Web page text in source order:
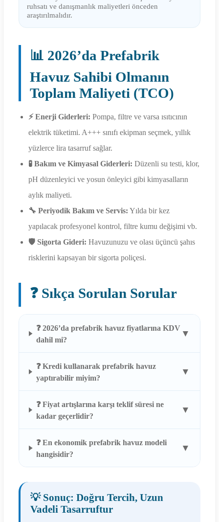
ruhsatı ve danışmanlık maliyetleri önceden
araştırılmalıdır.
📊 2026’da Prefabrik
Havuz Sahibi Olmanın
Toplam Maliyeti (TCO)
⚡ Enerji Giderleri: Pompa, filtre ve varsa ısıtıcının
elektrik tüketimi. A+++ sınıfı ekipman seçmek, yıllık
yüzlerce lira tasarruf sağlar.
🧪 Bakım ve Kimyasal Giderleri: Düzenli su testi, klor,
pH düzenleyici ve yosun önleyici gibi kimyasalların
aylık maliyeti.
🔧 Periyodik Bakım ve Servis: Yılda bir kez
yapılacak profesyonel kontrol, filtre kumu değişimi vb.
🛡️ Sigorta Gideri: Havuzunuzu ve olası üçüncü şahıs
risklerini kapsayan bir sigorta poliçesi.
❓ Sıkça Sorulan Sorular
❓ 2026’da prefabrik havuz fiyatlarına KDV
dahil mi?
▼
❓ Kredi kullanarak prefabrik havuz
yaptırabilir miyim?
▼
❓ Fiyat artışlarına karşı teklif süresi ne
kadar geçerlidir?
▼
❓ En ekonomik prefabrik havuz modeli
hangisidir?
▼
💡 Sonuç: Doğru Tercih, Uzun
Vadeli Tasarruftur